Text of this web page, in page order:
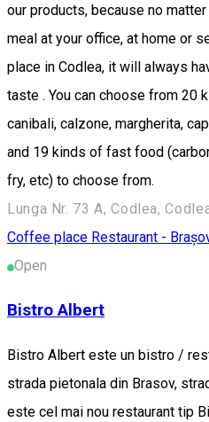
our products, because no
meal at your office, at home or
place in Codlea, it will always
taste . You can choose from 20
canibali, calzone, margherita,
and 19 kinds of fast food
fry, etc) to choose from.
Lunga Nr. 73 A, Codlea,
Coffee place Restaurant -
Open
Bistro Albert
Bistro Albert este un bistro /
strada pietonala din Brasov,
este cel mai nou restaurant tip